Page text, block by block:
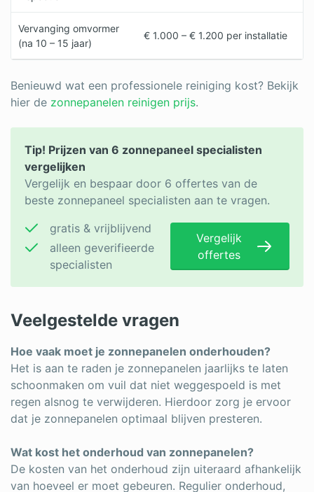
Vervanging omvormer
(na 10 – 15 jaar)
€ 1.000 – € 1.200 per installatie
Benieuwd wat een professionele reiniging kost? Bekijk
hier de zonnepanelen reinigen prijs.
Tip! Prijzen van 6 zonnepaneel specialisten
vergelijken
Vergelijk en bespaar door 6 offertes van de
beste zonnepaneel specialisten aan te vragen.
gratis & vrijblijvend
alleen geverifieerde
specialisten
Vergelijk
offertes
Veelgestelde vragen
Hoe vaak moet je zonnepanelen onderhouden?
Het is aan te raden je zonnepanelen jaarlijks te laten
schoonmaken om vuil dat niet weggespoeld is met
regen alsnog te verwijderen. Hierdoor zorg je ervoor
dat je zonnepanelen optimaal blijven presteren.
Wat kost het onderhoud van zonnepanelen?
De kosten van het onderhoud zijn uiteraard afhankelijk
van hoeveel er moet gebeuren. Regulier onderhoud,